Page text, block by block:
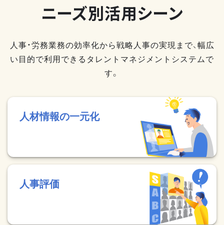
ニーズ別活用シーン
人事・労務業務の効率化から戦略人事の実現まで、幅広
い目的で利用できるタレントマネジメントシステムで
す。
人材情報の一元化
人事評価